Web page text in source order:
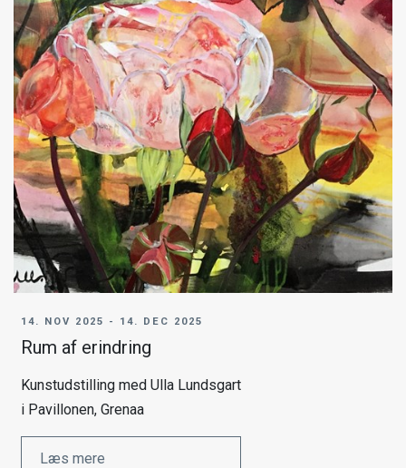
14. NOV 2025 - 14. DEC 2025
Rum af erindring
Kunstudstilling med Ulla Lundsgart
i Pavillonen, Grenaa
Læs mere